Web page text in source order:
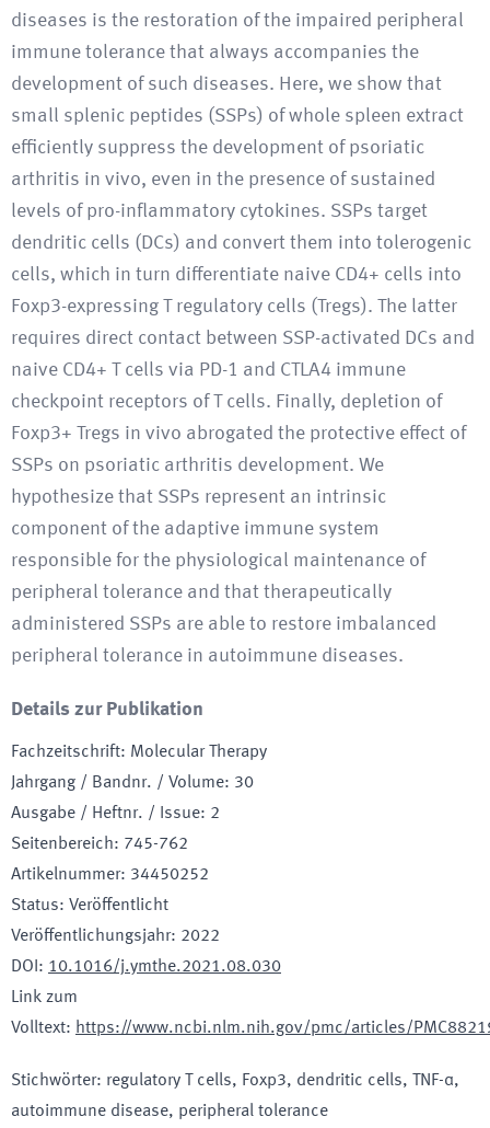
diseases is the restoration of the impaired peripheral
immune tolerance that always accompanies the
development of such diseases. Here, we show that
small splenic peptides (SSPs) of whole spleen extract
efficiently suppress the development of psoriatic
arthritis in vivo, even in the presence of sustained
levels of pro-inflammatory cytokines. SSPs target
dendritic cells (DCs) and convert them into tolerogenic
cells, which in turn differentiate naive CD4+ cells into
Foxp3-expressing T regulatory cells (Tregs). The latter
requires direct contact between SSP-activated DCs and
naive CD4+ T cells via PD-1 and CTLA4 immune
checkpoint receptors of T cells. Finally, depletion of
Foxp3+ Tregs in vivo abrogated the protective effect of
SSPs on psoriatic arthritis development. We
hypothesize that SSPs represent an intrinsic
component of the adaptive immune system
responsible for the physiological maintenance of
peripheral tolerance and that therapeutically
administered SSPs are able to restore imbalanced
peripheral tolerance in autoimmune diseases.
Details zur Publikation
Fachzeitschrift: Molecular Therapy
Jahrgang / Bandnr. / Volume: 30
Ausgabe / Heftnr. / Issue: 2
Seitenbereich: 745-762
Artikelnummer: 34450252
Status: Veröffentlicht
Veröffentlichungsjahr: 2022
DOI : 10.1016/j.ymthe.2021.08.030
Link zum
Volltext: https://www.ncbi.nlm.nih.gov/pmc/articles/
Stichwörter: regulatory T cells, Foxp3, dendritic cells, TNF-α,
autoimmune disease, peripheral tolerance